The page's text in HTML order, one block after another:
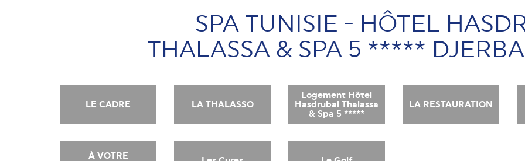
SPA TUNISIE - HÔTEL
THALASSA & SPA 5 *****
LE CADRE LA THALASSO
Logement Hôtel
Hasdrubal Thalassa
& Spa 5 *****
LA RESTAURATION
À VOTRE